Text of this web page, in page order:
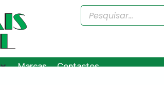
Marcas Contactos